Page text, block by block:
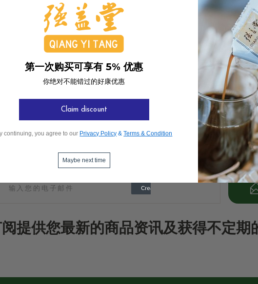
提供您最新的商品资讯及获得不定期
第一次购买可享有 5% 优惠
你绝对不能错过的好康优惠
Claim discount
continuing, you agree to our Privacy Policy &Terms & Condition
Maybe next time